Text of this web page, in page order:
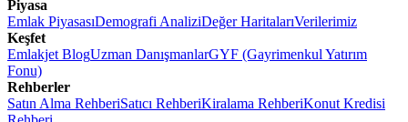
Piyasa
Emlak PiyasasıDemografi AnaliziDeğer HaritalarıVerilerimiz
Keşfet
Emlakjet BlogUzman DanışmanlarGYF (Gayrimenkul Yatırım
Fonu)
Rehberler
Satın Alma RehberiSatıcı RehberiKiralama RehberiKonut Kredisi